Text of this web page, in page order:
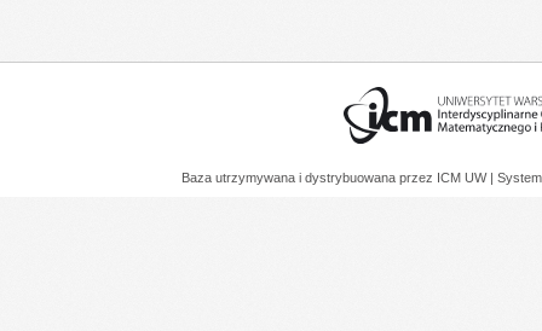
Baza utrzymywana i dystrybuowana przez ICM UW |